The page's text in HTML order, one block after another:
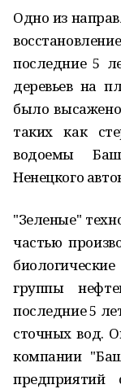
Одно из
последние 5
деревьев на
было
таких как
водоемы
Ненецкого
"Зеленые"
частью
группы
последние 5
сточных вод.
компании
предприятий